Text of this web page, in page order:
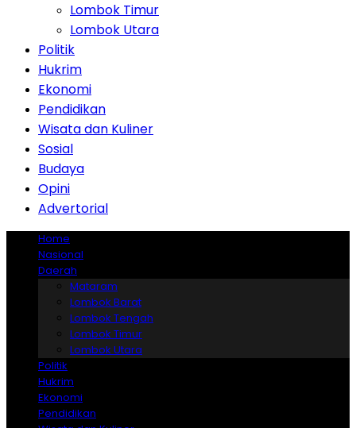
Lombok Timur
Lombok Utara
Politik
Hukrim
Ekonomi
Pendidikan
Wisata dan Kuliner
Sosial
Budaya
Opini
Advertorial
Home
Nasional
Daerah
Mataram
Lombok Barat
Lombok Tengah
Lombok Timur
Lombok Utara
Politik
Hukrim
Ekonomi
Pendidikan